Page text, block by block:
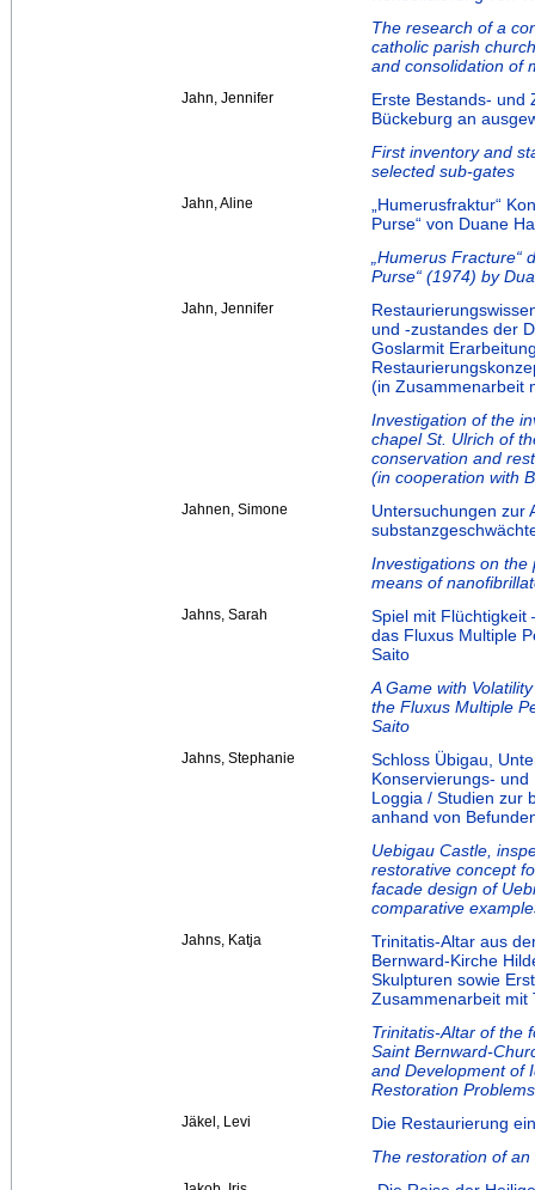
The research of a
catholic parish
and consolidation of
Jahn, Jennifer
Erste Bestands- und
Bückeburg an
First inventory and
selected sub-gates
Jahn, Aline
„Humerusfraktur“
Purse“ von Duane
„Humerus Fracture“
Purse“ (1974) by
Jahn, Jennifer
und -zustandes der
Goslarmit
(in Zusammenarbeit
Investigation of the
chapel St. Ulrich of
conservation and
(in cooperation with
Jahnen, Simone
Untersuchungen zur
Investigations on the
means of
Jahns, Sarah
Spiel mit Flüchtigkeit
das Fluxus Multiple
Saito
A Game with
the Fluxus Multiple
Saito
Jahns, Stephanie
Schloss Übigau,
Konservierungs-
Loggia / Studien zur
anhand von
Uebigau Castle,
restorative concept
facade design of
comparative
Jahns, Katja
Trinitatis-Altar aus
Bernward-Kirche
Skulpturen sowie
Zusammenarbeit mit
Trinitatis-Altar of the
Saint Bernward-
and Development of
Restoration
Jäkel, Levi
Die Restaurierung
The restoration of an